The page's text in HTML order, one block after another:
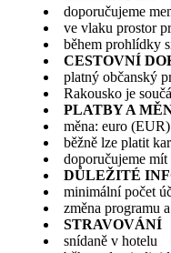
doporučujeme
ve vlaku prostor
během prohlídky
CESTOVNÍ
platný občanský
Rakousko je
PLATBY A
měna: euro (EUR)
běžně lze platit
doporučujeme
DŮLEŽITÉ
minimální počet
změna programu
STRAVOVÁNÍ
snídaně v hotelu